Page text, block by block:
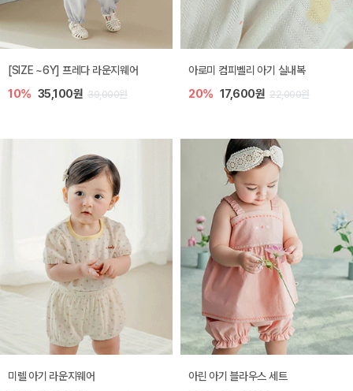
[SIZE ~6Y] 프레다 라운지웨어
10% 35,100원 39,000원
아로미 컴피벨리 아기 실내복
20% 17,600원 22,000원
미렐 아기 라운지웨어 아린 아기 블라우스 세트